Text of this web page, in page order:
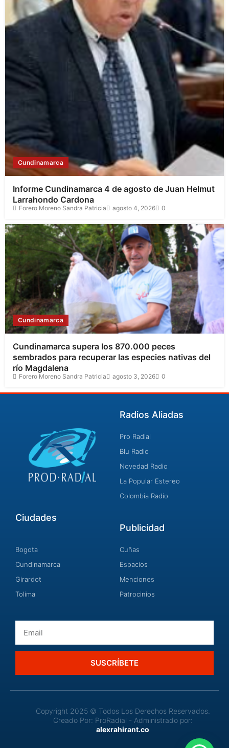
Cundinamarca
Informe Cundinamarca 4 de agosto de Juan Helmut
Larrahondo Cardona
Forero Moreno Sandra Patricia agosto 4, 2026 0
Cundinamarca
Cundinamarca supera los 870.000 peces
sembrados para recuperar las especies nativas del
río Magdalena
Forero Moreno Sandra Patricia agosto 3, 2026 0
Radios Aliadas
Pro Radial
Blu Radio
Novedad Radio
La Popular Estereo
Colombia Radio
Ciudades
Bogota
Cundinamarca
Girardot
Tolima
Publicidad
Cuñas
Espacios
Menciones
Patrocinios
SUSCRÍBETE
Copyright 2025 © Todos Los Derechos Reservados.
Creado Por: ProRadial - Administrado por:
alexrahirant.co